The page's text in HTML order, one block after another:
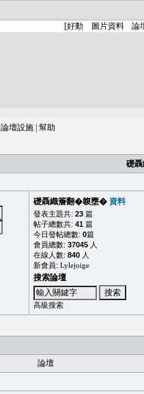
論壇設施 幫助
礎
礎聶織簷翻�䪖壅� 資料
發表主題共: 23 篇
帖子總數共: 41 篇
今日發帖總數: 0篇
會員總數: 37045 人
在線人數: 840 人
新會員: Lylejoige
搜索論壇
高級搜索
論壇